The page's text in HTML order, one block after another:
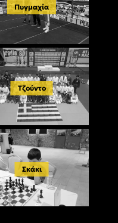
Πυγμαχία
Τζούντο
Σκάκι